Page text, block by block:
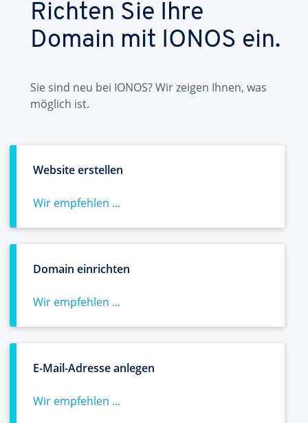
Richten Sie Ihre
Domain mit IONOS ein.
Sie sind neu bei IONOS? Wir zeigen Ihnen, was
möglich ist.
Website erstellen
Wir empfehlen ...
Domain einrichten
Wir empfehlen ...
E-Mail-Adresse anlegen
Wir empfehlen ...